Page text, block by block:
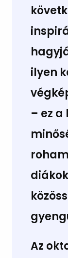
ilyen
– ez
Az